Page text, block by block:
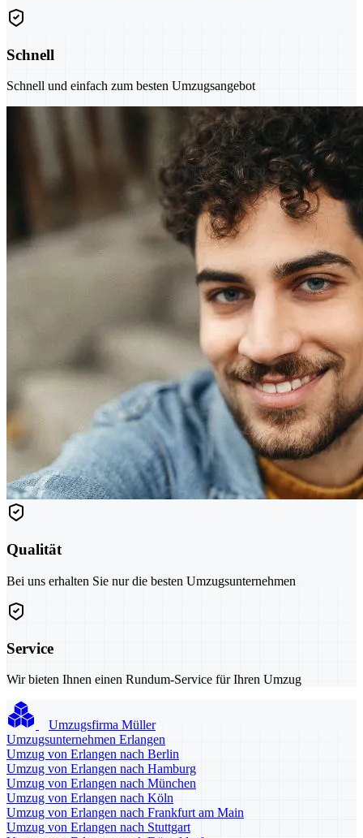
Schnell
Schnell und einfach zum besten Umzugsangebot
Qualität
Bei uns erhalten Sie nur die besten Umzugsunternehmen
Service
Wir bieten Ihnen einen Rundum-Service für Ihren Umzug
Umzugsfirma Müller
Umzugsunternehmen Erlangen
Umzug von Erlangen nach Berlin
Umzug von Erlangen nach Hamburg
Umzug von Erlangen nach München
Umzug von Erlangen nach Köln
Umzug von Erlangen nach Frankfurt am Main
Umzug von Erlangen nach Stuttgart